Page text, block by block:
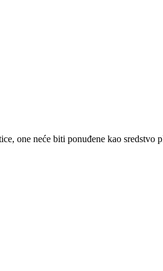
one neće biti ponuđene kao sredstvo